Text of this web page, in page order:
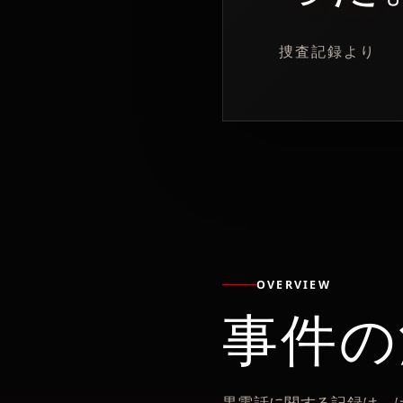
捜査記録より
OVERVIEW
事件